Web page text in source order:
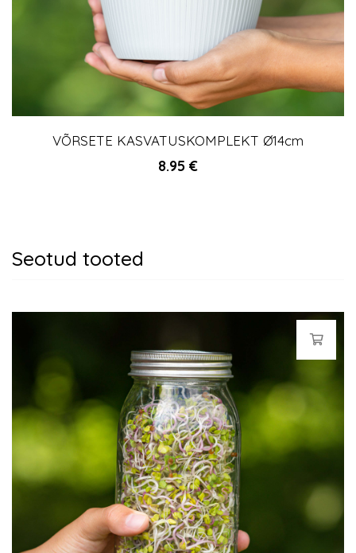
VÕRSETE KASVATUSKOMPLEKT Ø14cm
8.95 €
Seotud tooted